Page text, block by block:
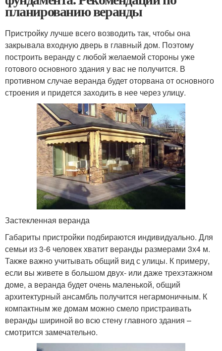
планированию веранды
Пристройку лучше всего возводить так, чтобы она
закрывала входную дверь в главный дом. Поэтому
построить веранду с любой желаемой стороны уже
готового основного здания у вас не получится. В
противном случае веранда будет оторвана от основного
строения и придется заходить в нее через улицу.
Застекленная веранда
Габариты пристройки подбираются индивидуально. Для
семьи из 3-6 человек хватит веранды размерами 3х4 м.
Также важно учитывать общий вид с улицы. К примеру,
если вы живете в большом двух- или даже трехэтажном
доме, а веранда будет очень маленькой, общий
архитектурный ансамбль получится негармоничным. К
компактным же домам можно смело пристраивать
веранды шириной во всю стену главного здания –
смотрится замечательно.